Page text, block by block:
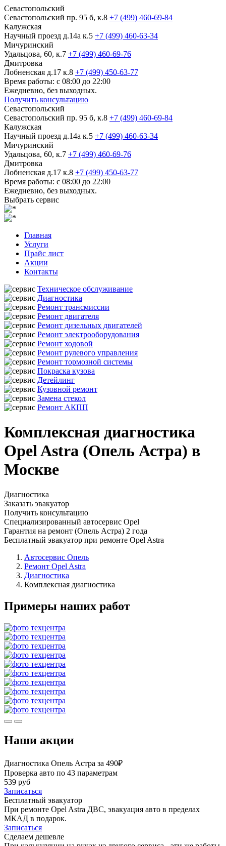
Севастопольский
Севастопольский пр. 95 б, к.8 +7 (499) 460-69-84
Калужская
Научный проезд д.14а к.5 +7 (499) 460-63-34
Мичуринский
Удальцова, 60, к.7 +7 (499) 460-69-76
Дмитровка
Лобненская д.17 к.8 +7 (499) 450-63-77
Время работы: с 08:00 до 22:00
Ежедневно, без выходных.
Получить консультацию
Севастопольский
Севастопольский пр. 95 б, к.8 +7 (499) 460-69-84
Калужская
Научный проезд д.14а к.5 +7 (499) 460-63-34
Мичуринский
Удальцова, 60, к.7 +7 (499) 460-69-76
Дмитровка
Лобненская д.17 к.8 +7 (499) 450-63-77
Время работы: с 08:00 до 22:00
Ежедневно, без выходных.
Выбрать сервис
Главная
Услуги
Прайс лист
Акции
Контакты
Техническое обслуживание
Диагностика
Ремонт трансмиссии
Ремонт двигателя
Ремонт дизельных двигателей
Ремонт электрооборудования
Ремонт ходовой
Ремонт рулевого управления
Ремонт тормозной системы
Покраска кузова
Детейлинг
Кузовной ремонт
Замена стекол
Ремонт АКПП
Комплексная диагностика
Opel Astra (Опель Астра) в
Москве
Диагностика
Заказать эвакуатор
Получить консультацию
Специализированный автосервис Opel
Гарантия на ремонт (Опель Астра) 2 года
Бесплатный эвакуатор при ремонте Opel Astra
Автосервис Опель
Ремонт Opel Astra
Диагностика
Комплексная диагностика
Примеры наших работ
Наши акции
Диагностика Опель Астра за 490₽
Проверка авто по 43 параметрам
539 руб
Записаться
Бесплатный эвакуатор
При ремонте Opel Astra ДВС, эвакуация авто в пределах
МКАД в подарок.
Записаться
Сделаем дешевле